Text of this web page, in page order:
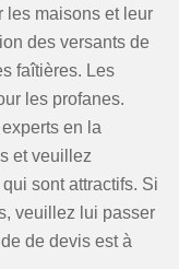
les maisons et leur
des versants de
faîtières. Les
les profanes.
en la
et veuillez
sont attractifs. Si
veuillez lui passer
de devis est à